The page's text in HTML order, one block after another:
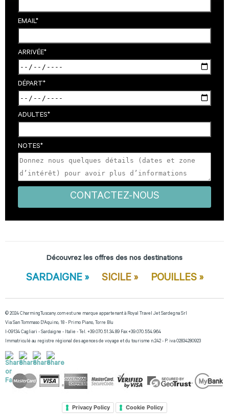
EMAIL*
ARRIVÉE*
DÉPART *
ADULTES*
NOTES*
Découvrez les offres des nos destinations
SARDAIGNE » SICILE » POUILLES »
© 2024 CharmingTuscany.com est une marque appartenant à Royal Travel Jet Sardegna Srl
Via San Tommaso D'Aquino, 18 - Primo Piano, Torre Blu
I-09134 Cagliari - Sardaigne - Italie - Tel. +39.070.51.34.89 Fax +39.070.554.964
Immatriculé au registre régional des agences de voyage et du tourisme n.242 - P. iva 02834280923
Privacy Policy Cookie Policy